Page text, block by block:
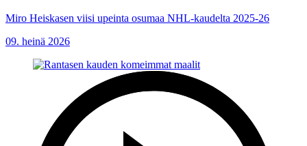
Miro Heiskasen viisi upeinta osumaa NHL-kaudelta 2025-26
09. heinä 2026